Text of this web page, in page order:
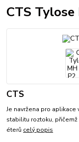
CTS
CTS
Je navržena pro
stabilitu roztoku,
éterů celý popis